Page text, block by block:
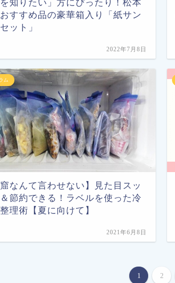
を知りたい」方にぴったり！松本
すすめ品の豪華箱入り「紙サン
ット」
2022年7月8日
ム
窟なんて言わせない】見た目スッ
節約できる！ラベルを使った冷
理術【夏に向けて】
2021年6月8日
1 2